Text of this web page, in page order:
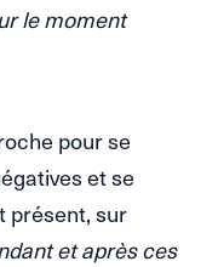
le moment
pour se
et se
présent, sur
et après ces